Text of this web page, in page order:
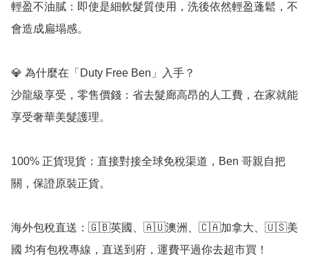
輕盈不油膩：即使是細軟髮質使用，洗後依然輕盈蓬鬆，不
會造成扁塌感。
💎 為什麼在「Duty Free Ben」入手？
沙龍級享受，零售價錢：省去髮廊高昂的人工費，在家就能
享受奢華美髮護理。
100% 正貨現貨：直接對接全球免稅渠道，Ben 哥親自把
關，保證原裝正貨。
海外包稅直送：🇬🇧英國、🇦🇺澳洲、🇨🇦加拿大、🇺🇸美
國 均有包稅專線，直送到府，運費平過你去超市買！